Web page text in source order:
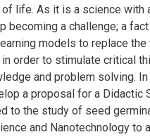
life. As it is a science with
becoming a challenge; a
models to replace
order to stimulate critical
and problem solving.
a proposal for a Didactic
to the study of seed
and Nanotechnology to